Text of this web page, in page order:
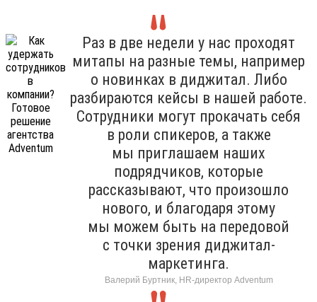
Раз в две недели у нас проходят
митапы на разные темы, например
о новинках в диджитал. Либо
разбираются кейсы в нашей работе.
Сотрудники могут прокачать себя
в роли спикеров, а также
мы приглашаем наших
подрядчиков, которые
рассказывают, что произошло
нового, и благодаря этому
мы можем быть на передовой
с точки зрения диджитал-
маркетинга.
Валерий Буртник, HR-директор Adventum